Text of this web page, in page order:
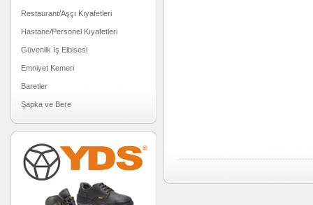
Restaurant/Aşçı Kıyafetleri
Hastane/Personel Kıyafetleri
Güvenlik İş Elbisesi
Emniyet Kemeri
Baretler
Şapka ve Bere